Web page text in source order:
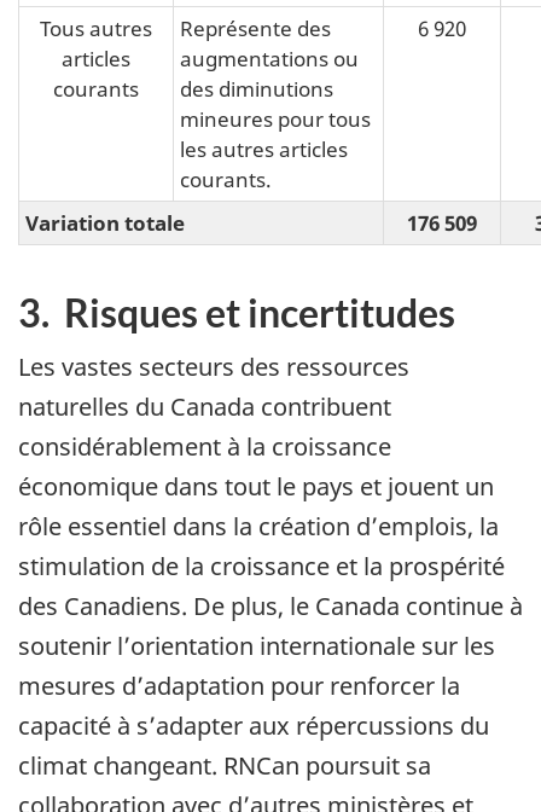
Tous autres
articles
courants
Représente des
augmentations ou
des diminutions
mineures pour tous
les autres articles
courants.
6 920
Variation totale 176 509
3. Risques et incertitudes
Les vastes secteurs des ressources
naturelles du Canada contribuent
considérablement à la croissance
économique dans tout le pays et jouent un
rôle essentiel dans la création d’emplois, la
stimulation de la croissance et la prospérité
des Canadiens. De plus, le Canada continue à
soutenir l’orientation internationale sur les
mesures d’adaptation pour renforcer la
capacité à s’adapter aux répercussions du
climat changeant. RNCan poursuit sa